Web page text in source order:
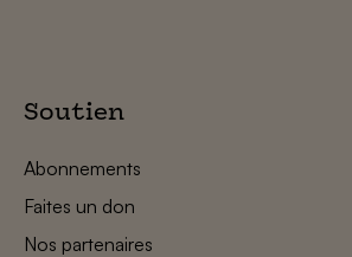
Soutien
Abonnements
Faites un don
Nos partenaires